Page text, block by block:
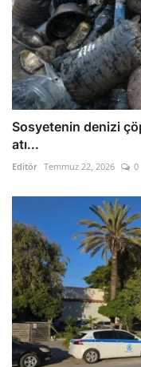
Sosyetenin denizi
atı...
Editör Temmuz 22, 2026 0